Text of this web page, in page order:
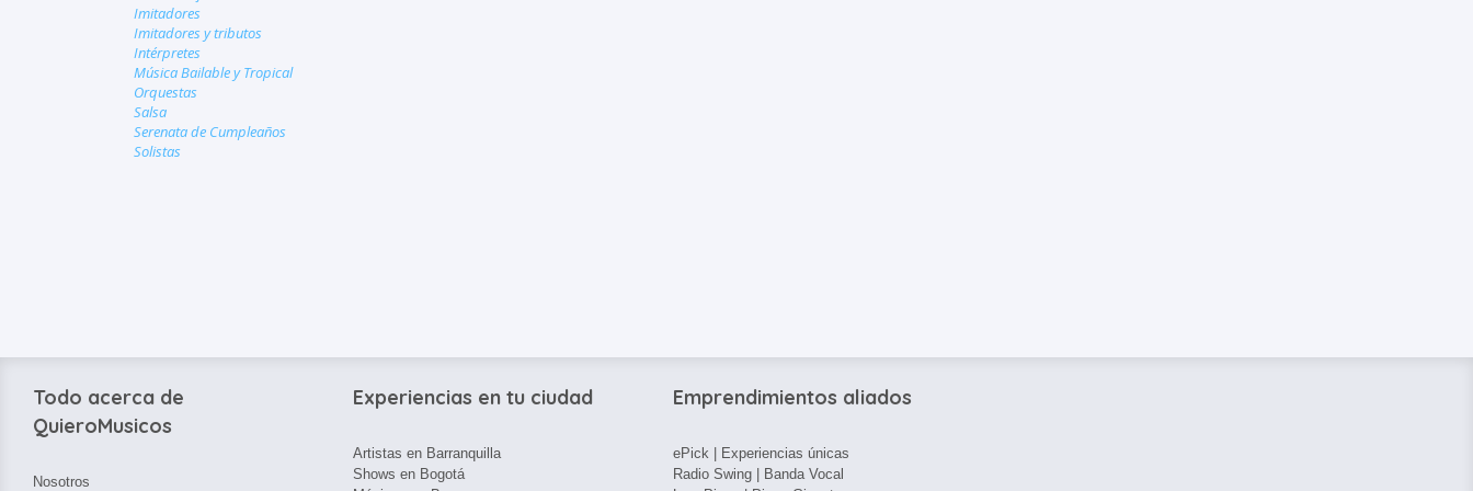
Imitadores
Imitadores y tributos
Intérpretes
Música Bailable y Tropical
Orquestas
Salsa
Serenata de Cumpleaños
Solistas
Todo acerca de
QuieroMusicos
Nosotros
Experiencias en tu ciudad
Artistas en Barranquilla
Shows en Bogotá
Emprendimientos aliados
ePick | Experiencias únicas
Radio Swing | Banda Vocal